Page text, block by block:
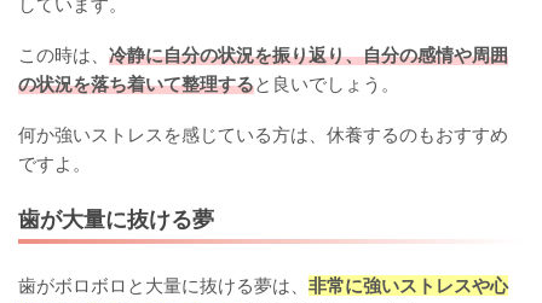
しています。
この時は、 冷静に自分の状況を振り返り、自分の感情や周囲
の状況を落ち着いて整理すると良いでしょう。
何か強いストレスを感じている方は、休養するのもおすすめ
ですよ。
歯が大量に抜ける夢
歯がボロボロと大量に抜ける夢は、 非常に強いストレスや心